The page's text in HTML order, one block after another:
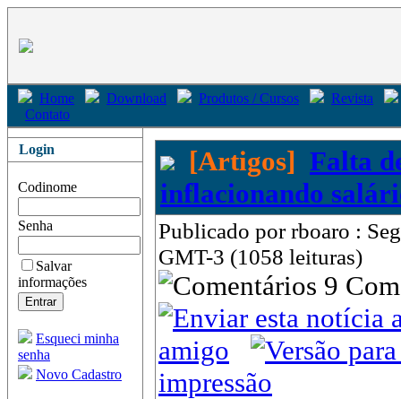
Home Download Produtos / Cursos
Revista
Contato
Login
Codinome
Senha
Salvar
informações
Esqueci minha
senha
Novo Cadastro
[Artigos] Falta
inflacionando
Publicado por rboaro :
GMT-3 (1058 leituras)
9
amigo
impressão